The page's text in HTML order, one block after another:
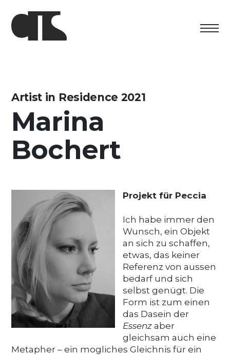
Ausstellung
Kulturelles Programm
Artists in Residence
Vermietung
Unterstützung
Media
DE EN
Artist in Residence 2021
Marina
Bochert
Projekt für Peccia
Ich habe immer den
Wunsch, ein Objekt
an sich zu schaffen,
etwas, das keiner
Referenz von aussen
bedarf und sich
selbst genügt. Die
Form ist zum einen
das Dasein der
Essenz aber
gleichsam auch eine
Metapher – ein mogliches Gleichnis für ein